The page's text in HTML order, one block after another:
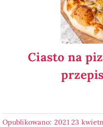
Ciasto na
Opublikowano: 2021 23